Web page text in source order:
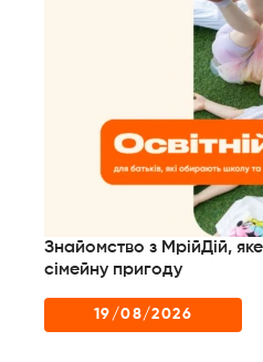
Знайомство з МрійДій,
сімейну пригоду
19/08/2026